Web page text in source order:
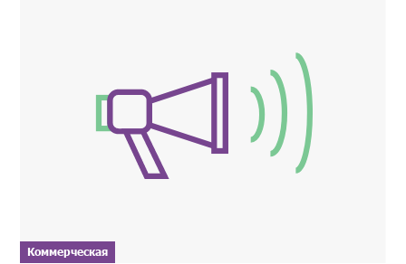
Коммерческая